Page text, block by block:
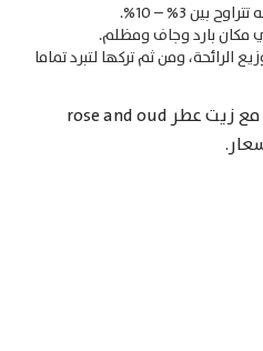
بين 3% – 10%.
مكان بارد وجاف ومظلم.
الرائحة، ومن ثم تركها لتبرد تماما
اجعل كل لحظة حالمة وساحرة مع زيت عطر rose and oud